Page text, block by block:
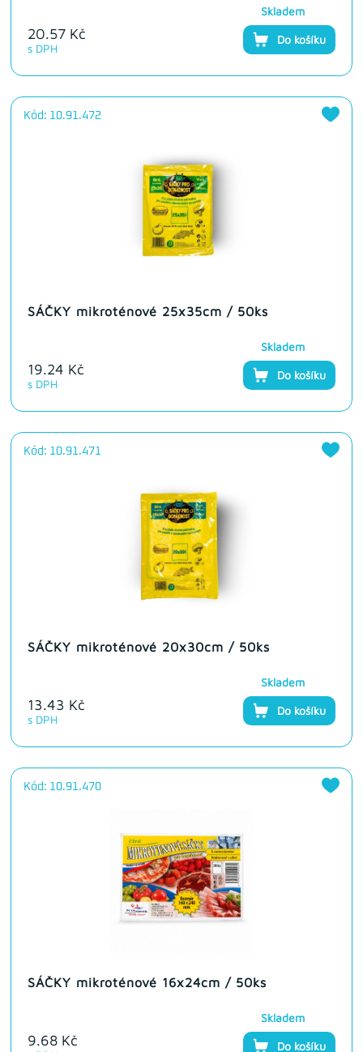
20.57 Kč
s DPH
Skladem
Do košíku
Kód: 10.91.472
SÁČKY mikroténové 25x35cm / 50ks
19.24 Kč
s DPH
Skladem
Do košíku
Kód: 10.91.471
SÁČKY mikroténové 20x30cm / 50ks
13.43 Kč
s DPH
Skladem
Do košíku
Kód: 10.91.470
SÁČKY mikroténové 16x24cm / 50ks
9.68 Kč
Skladem
Do košíku